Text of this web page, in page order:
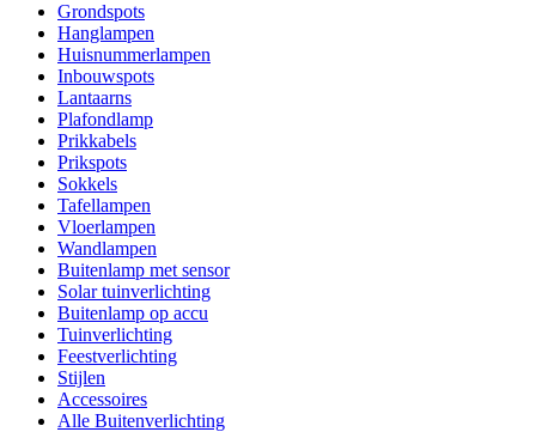
Grondspots
Hanglampen
Huisnummerlampen
Inbouwspots
Lantaarns
Plafondlamp
Prikkabels
Prikspots
Sokkels
Tafellampen
Vloerlampen
Wandlampen
Buitenlamp met sensor
Solar tuinverlichting
Buitenlamp op accu
Tuinverlichting
Feestverlichting
Stijlen
Accessoires
Alle Buitenverlichting